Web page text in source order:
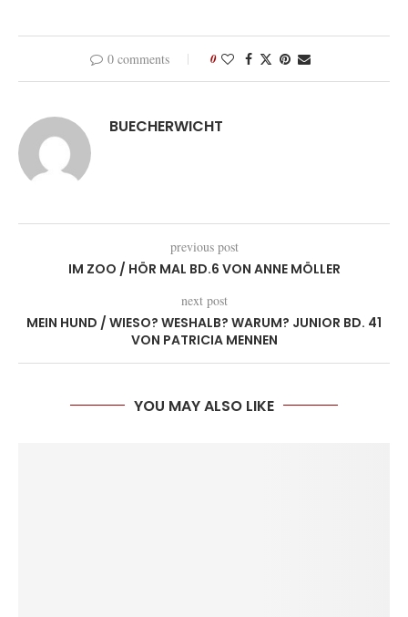
0 comments 0
BUECHERWICHT
previous post
IM ZOO / HÖR MAL BD.6 VON ANNE MÖLLER
next post
MEIN HUND / WIESO? WESHALB? WARUM? JUNIOR BD. 41
VON PATRICIA MENNEN
YOU MAY ALSO LIKE